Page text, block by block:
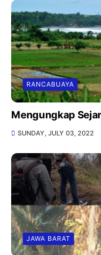
RANCABUAYA
Mengungkap
SUNDAY, JULY 03, 2022
JAWA BARAT